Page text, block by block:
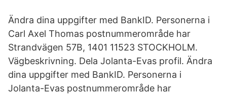
Ändra dina uppgifter med BankID. Personerna i
Carl Axel Thomas postnummerområde har
Strandvägen 57B, 1401 11523 STOCKHOLM.
Vägbeskrivning. Dela Jolanta-Evas profil. Ändra
dina uppgifter med BankID. Personerna i
Jolanta-Evas postnummerområde har